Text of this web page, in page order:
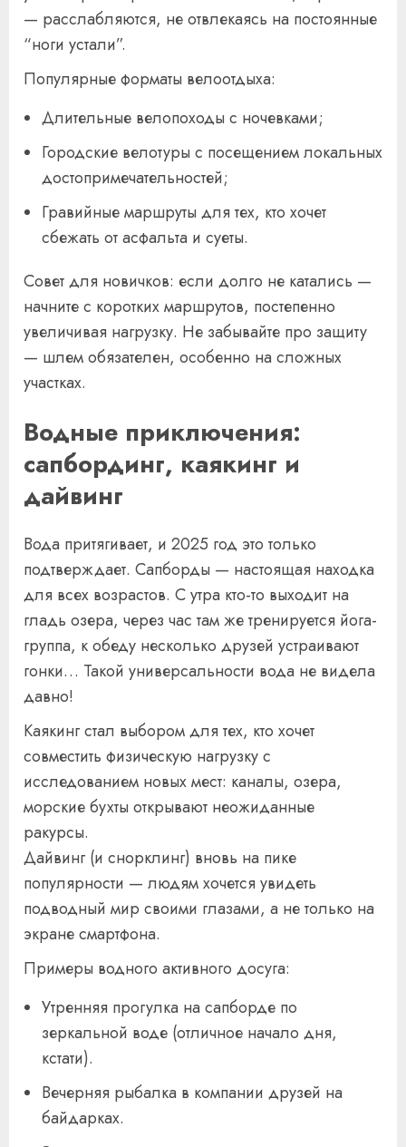
— расслабляются, не отвлекаясь на постоянные
“ноги устали”.
Популярные форматы велоотдыха:
Длительные велопоходы с ночевками;
Городские велотуры с посещением локальных
достопримечательностей;
Гравийные маршруты для тех, кто хочет
сбежать от асфальта и суеты.
Совет для новичков: если долго не катались —
начните с коротких маршрутов, постепенно
увеличивая нагрузку. Не забывайте про защиту
— шлем обязателен, особенно на сложных
участках.
Водные приключения:
сапбординг, каякинг и
дайвинг
Вода притягивает, и 2025 год это только
подтверждает. Сапборды — настоящая находка
для всех возрастов. С утра кто-то выходит на
гладь озера, через час там же тренируется йога-
группа, к обеду несколько друзей устраивают
гонки… Такой универсальности вода не видела
давно!
Каякинг стал выбором для тех, кто хочет
совместить физическую нагрузку с
исследованием новых мест: каналы, озера,
морские бухты открывают неожиданные
ракурсы.
Дайвинг (и снорклинг) вновь на пике
популярности — людям хочется увидеть
подводный мир своими глазами, а не только на
экране смартфона.
Примеры водного активного досуга:
Утренняя прогулка на сапборде по
зеркальной воде (отличное начало дня,
кстати).
Вечерняя рыбалка в компании друзей на
байдарках.